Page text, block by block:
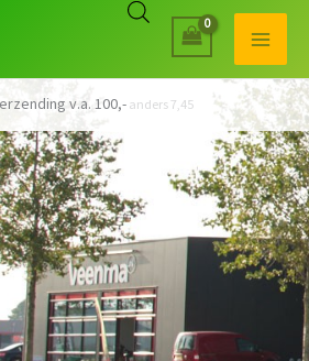
v.a. 100,-anders 7,45